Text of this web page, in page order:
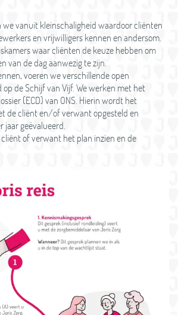
we vanuit kleinschaligheid waardoor cliënten
en vrijwilligers kennen en andersom.
waar cliënten de keuze hebben om
van de dag aanwezig te zijn.
voeren we verschillende open
op de Schijf van Vijf. We werken met het
(ECD) van ONS. Hierin wordt het
de cliënt en/of verwant opgesteld en
jaar geëvalueerd.
cliënt of verwant het plan inzien en de